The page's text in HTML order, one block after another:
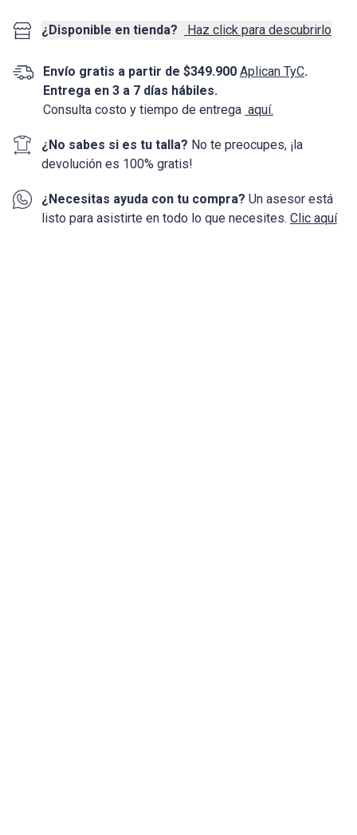
¿Disponible en tienda? Haz click para descubrirlo
Envío gratis a partir de $349.900 Aplican TyC.
Entrega en 3 a 7 días hábiles.
Consulta costo y tiempo de entrega aquí.
¿No sabes si es tu talla? No te preocupes, ¡la
devoluciónes 100% gratis!
¿Necesitas ayuda con tu compra? Un asesor está
listo para asistirte en todo lo que necesites. Clic aquí